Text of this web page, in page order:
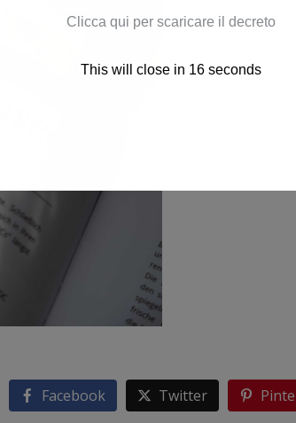
Facebook Twitter
Clicca qui per scaricare il decreto
This will close in 15 seconds